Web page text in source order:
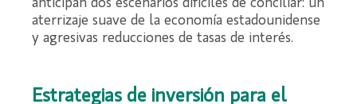
anticipan dos escenarios difíciles de conciliar: un
aterrizaje suave de la economía estadounidense
y agresivas reducciones de tasas de interés.
Estrategias de inversión para el